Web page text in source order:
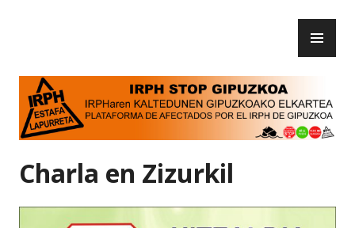
Charla en Zizurkil